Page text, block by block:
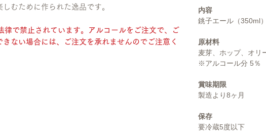
むために作られた逸品です。
で禁止されています。アルコールをご注文で、ご
ない場合には​、ご注文を承れませんのでご注意く
内容
銚子エール（350ml
原材料
麦芽、ホップ、オリ
※アルコール分 5％
賞味期限
製造より8ヶ月
保存
要冷蔵5度以下